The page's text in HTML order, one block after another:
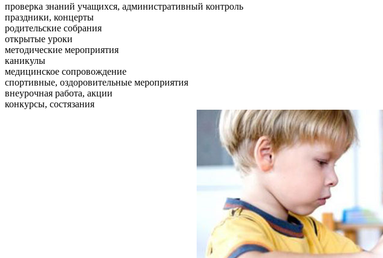
проверка знаний учащихся, административный контроль
праздники, концерты
родительские собрания
открытые уроки
методические мероприятия
каникулы
медицинское сопровождение
спортивные, оздоровительные мероприятия
внеурочная работа, акции
конкурсы, состязания